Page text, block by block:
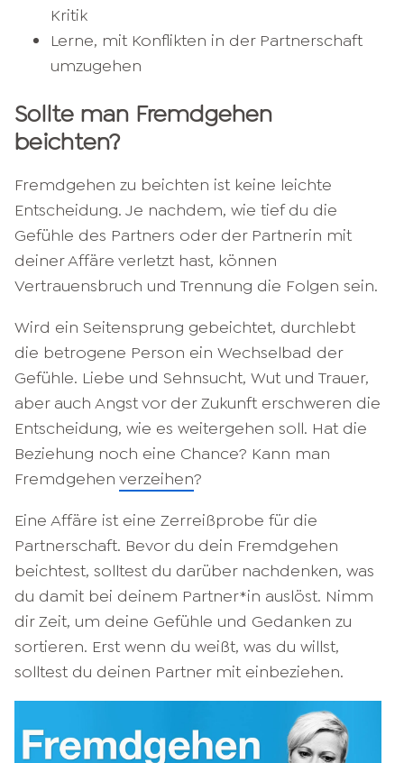
Kritik
Lerne, mit Konflikten in der Partnerschaft
umzugehen
Sollte man Fremdgehen
beichten?
Fremdgehen zu beichten ist keine leichte
Entscheidung. Je nachdem, wie tief du die
Gefühle des Partners oder der Partnerin mit
deiner Affäre verletzt hast, können
Vertrauensbruch und Trennung die Folgen sein.
Wird ein Seitensprung gebeichtet, durchlebt
die betrogene Person ein Wechselbad der
Gefühle. Liebe und Sehnsucht, Wut und Trauer,
aber auch Angst vor der Zukunft erschweren die
Entscheidung, wie es weitergehen soll. Hat die
Beziehung noch eine Chance? Kann man
Fremdgehen verzeihen?
Eine Affäre ist eine Zerreißprobe für die
Partnerschaft. Bevor du dein Fremdgehen
beichtest, solltest du darüber nachdenken, was
du damit bei deinem Partner*in auslöst. Nimm
dir Zeit, um deine Gefühle und Gedanken zu
sortieren. Erst wenn du weißt, was du willst,
solltest du deinen Partner mit einbeziehen.